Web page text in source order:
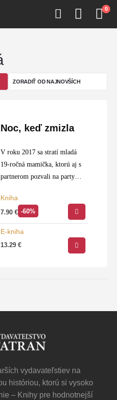
0
Noc, keď zmizla
V roku 2017 sa stratí mladá
19-ročná mamička, ktorú aj s
partnerom pozvali na party
viac domov nevrátila. Jej
zúfalá matka zalarmuje políciu,
tá však…
Kniha
7.90€ -60%
E-kniha
13.29€
vydavateľstiev na
históriou, ktorú si vysoko
– Knihy pre hodnotnejší